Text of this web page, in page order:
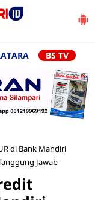
BS TV
di Bank Mandiri
Jawab